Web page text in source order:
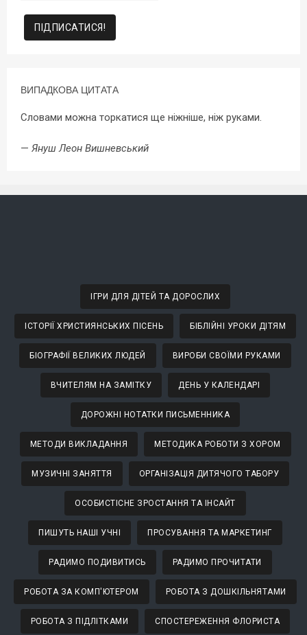
ВИПАДКОВА ЦИТАТА
Словами можна торкатися ще ніжніше, ніж руками.
— Януш Леон Вишневський
ІГРИ ДЛЯ ДІТЕЙ ТА ДОРОСЛИХ
ІСТОРІЇ ХРИСТИЯНСЬКИХ ПІСЕНЬ БІБЛІЙНІ УРОКИ ДІТЯМ
БІОГРАФІЇ ВЕЛИКИХ ЛЮДЕЙ ВИРОБИ СВОЇМИ РУКАМИ
ВЧИТЕЛЯМ НА ЗАМІТКУ ДЕНЬ У КАЛЕНДАРІ
ДОРОЖНІ НОТАТКИ ПИСЬМЕННИКА
МЕТОДИ ВИКЛАДАННЯ МЕТОДИКА РОБОТИ З ХОРОМ
МУЗИЧНІ ЗАНЯТТЯ ОРГАНІЗАЦІЯ ДИТЯЧОГО ТАБОРУ
ОСОБИСТІСНЕ ЗРОСТАННЯ ТА ІНСАЙТ
ПИШУТЬ НАШІ УЧНІ ПРОСУВАННЯ ТА МАРКЕТИНГ
РАДИМО ПОДИВИТИСЬ РАДИМО ПРОЧИТАТИ
РОБОТА ЗА КОМП'ЮТЕРОМ РОБОТА З ДОШКІЛЬНЯТАМИ
РОБОТА З ПІДЛІТКАМИ СПОСТЕРЕЖЕННЯ ФЛОРИСТА